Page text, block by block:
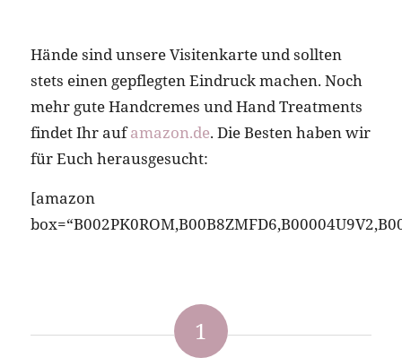
Hände sind unsere Visitenkarte und sollten
stets einen gepflegten Eindruck machen. Noch
mehr gute Handcremes und Hand Treatments
findet Ihr aufamazon.de. Die Besten haben wir
für Euch herausgesucht:
[amazon
1